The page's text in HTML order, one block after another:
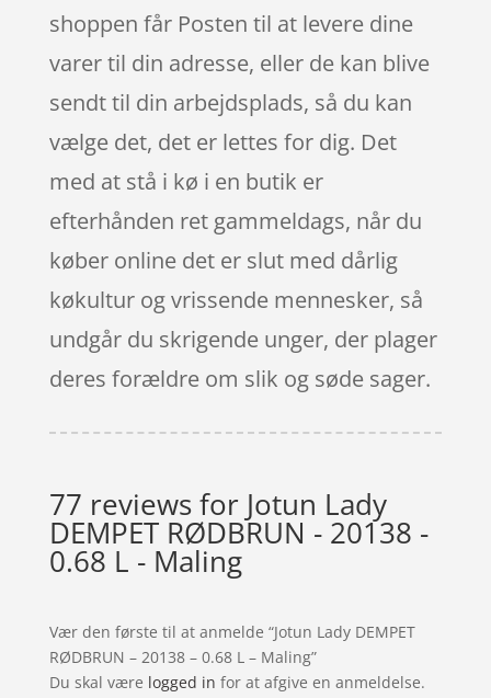
shoppen får Posten til at levere dine
varer til din adresse, eller de kan blive
sendt til din arbejdsplads, så du kan
vælge det, det er lettes for dig. Det
med at stå i kø i en butik er
efterhånden ret gammeldags, når du
køber online det er slut med dårlig
køkultur og vrissende mennesker, så
undgår du skrigende unger, der plager
deres forældre om slik og søde sager.
77 reviews for Jotun Lady
DEMPET RØDBRUN - 20138 -
0.68 L - Maling
Vær den første til at anmelde “Jotun Lady DEMPET
RØDBRUN – 20138 – 0.68 L – Maling”
Du skal være logged in for at afgive en anmeldelse.